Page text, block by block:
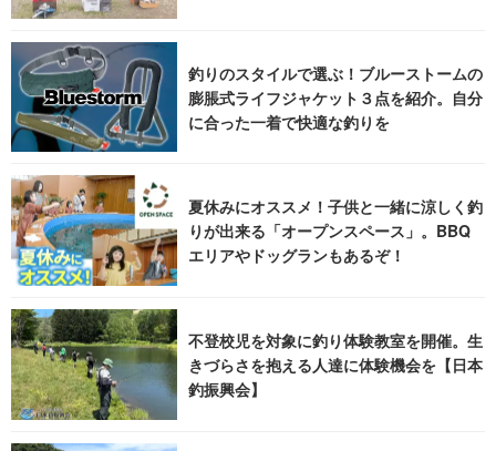
釣りのスタイルで選ぶ！ブルーストームの
膨脹式ライフジャケット３点を紹介。自分
に合った一着で快適な釣りを
夏休みにオススメ！子供と一緒に涼しく釣
りが出来る「オープンスペース」。BBQ
エリアやドッグランもあるぞ！
不登校児を対象に釣り体験教室を開催。生
きづらさを抱える人達に体験機会を【日本
釣振興会】